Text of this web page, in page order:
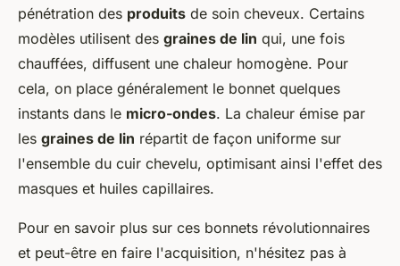
pénétration des produits de soin cheveux. Certains
modèles utilisent des graines de lin qui, une fois
chauffées, diffusent une chaleur homogène. Pour
cela, on place généralement le bonnet quelques
instants dans le micro-ondes. La chaleur émise par
les graines de lin répartit de façon uniforme sur
l'ensemble du cuir chevelu, optimisant ainsi l'effet des
masques et huiles capillaires.
Pour en savoir plus sur ces bonnets révolutionnaires
et peut-être en faire l'acquisition, n'hésitez pas à